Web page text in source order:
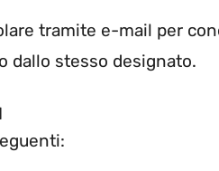
tramite e-mail per
dallo stesso designato.